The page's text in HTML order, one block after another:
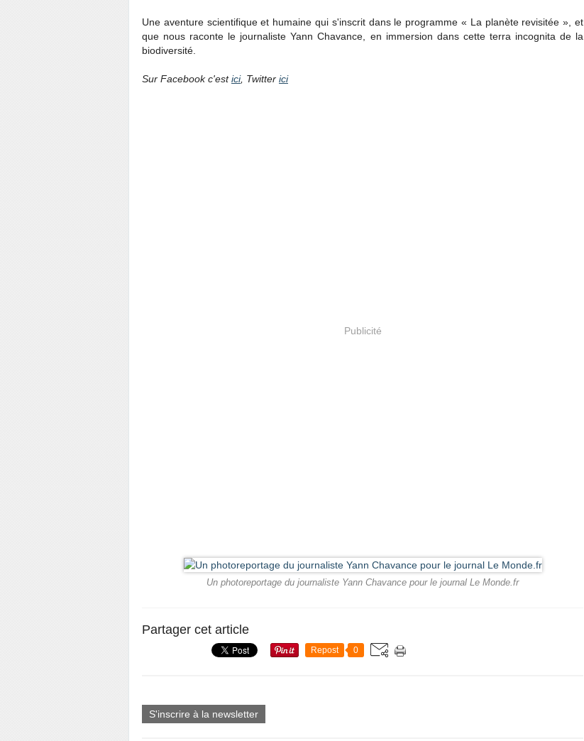
Une aventure scientifique et humaine qui s'inscrit dans le programme « La planète revisitée », et
que nous raconte le journaliste Yann Chavance, en immersion dans cette terra incognita de la
biodiversité.
Sur Facebook c'estici, Twitter ici
Publicité
Un photoreportage du journaliste Yann Chavance pour le journal Le Monde.fr
Partager cet article
Repost 0
S'inscrire à la newsletter